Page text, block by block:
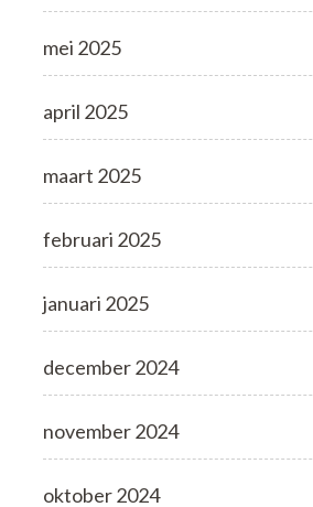
mei 2025
april 2025
maart 2025
februari 2025
januari 2025
december 2024
november 2024
oktober 2024